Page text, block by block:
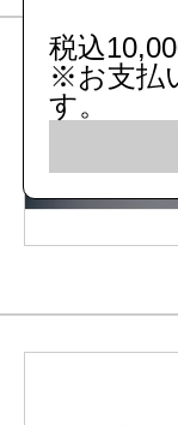
税込
※お支払
す。